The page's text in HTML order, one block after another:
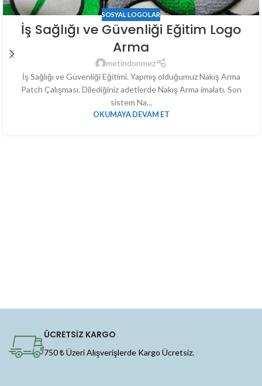
SOSYAL LOGOLAR
İş Sağlığı ve Güvenliği Eğitim Logo
Arma
metindonmez
İş Sağlığı ve Güvenliği Eğitimi. Yapmış olduğumuz Nakış Arma
Patch Çalışması. Dilediğiniz adetlerde Nakış Arma imalatı. Son
sistem Na...
OKUMAYA DEVAM ET
ÜCRETSİZ KARGO
750 ₺ Üzeri Alışverişlerde Kargo Ücretsiz.